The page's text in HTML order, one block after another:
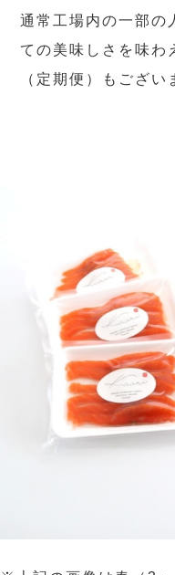
通常工場内の一部の
ての美味しさを味わ
（定期便）もござい